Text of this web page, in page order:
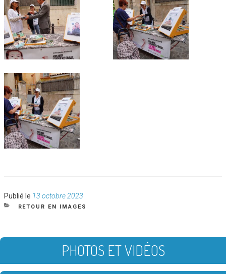
Publié le Publié
le
13 octobre 2023
CATÉGORIES
RETOUR EN IMAGES
PHOTOS ET VIDÉOS